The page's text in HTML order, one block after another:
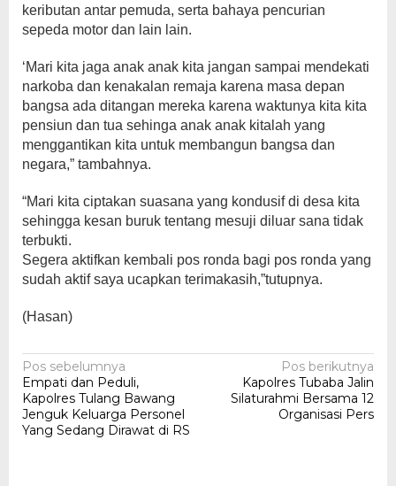
keributan antar pemuda, serta bahaya pencurian
sepeda motor dan lain lain.
‘Mari kita jaga anak anak kita jangan sampai mendekati
narkoba dan kenakalan remaja karena masa depan
bangsa ada ditangan mereka karena waktunya kita kita
pensiun dan tua sehinga anak anak kitalah yang
menggantikan kita untuk membangun bangsa dan
negara,” tambahnya.
“Mari kita ciptakan suasana yang kondusif di desa kita
sehingga kesan buruk tentang mesuji diluar sana tidak
terbukti.
Segera aktifkan kembali pos ronda bagi pos ronda yang
sudah aktif saya ucapkan terimakasih,”tutupnya.
(Hasan)
Navigasi
pos
Pos sebelumnya
Empati dan Peduli,
Kapolres Tulang Bawang
Jenguk Keluarga Personel
Yang Sedang Dirawat di RS
Pos berikutnya
Kapolres Tubaba Jalin
Silaturahmi Bersama 12
Organisasi Pers